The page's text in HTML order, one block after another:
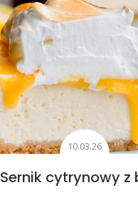
10.03.26
Sernik cytrynowy z